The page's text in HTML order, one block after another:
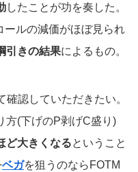
したことが功を奏した。
ールの減価がほぼ見られ
引きの結果によるもの。
認していただきたい。
方(下げのP剥げC盛り)
ど大きくなるということ
ベガを狙うのならFOTM